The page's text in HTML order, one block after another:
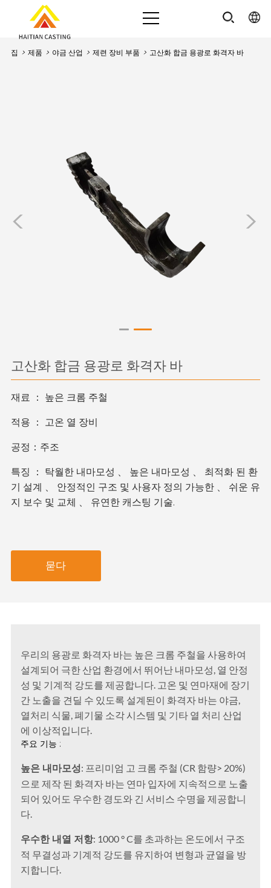
집 > 제품 > 야금 산업 > 제련 장비 부품 > 고산화 합금 용광로 화격자 바
>
<
고산화 합금 용광로 화격자 바
재료 ： 높은 크롬 주철
적용 ： 고온 열 장비
공정：주조
특징 ： 탁월한 내마모성 、 높은 내마모성 、 최적화 된 환
기 설계 、 안정적인 구조 및 사용자 정의 가능한 、 쉬운 유
지 보수 및 교체 、 유연한 캐스팅 기술.
묻다
우리의 용광로 화격자 바는 높은 크롬 주철을 사용하여
설계되어 극한 산업 환경에서 뛰어난 내마모성, 열 안정
성 및 기계적 강도를 제공합니다. 고온 및 연마재에 장기
간 노출을 견딜 수 있도록 설계된이 화격자 바는 야금,
열처리 식물, 폐기물 소각 시스템 및 기타 열 처리 산업
에 이상적입니다.
주요 기능 :
높은 내마모성: 프리미엄 고 크롬 주철 (CR 함량> 20%)
으로 제작 된 화격자 바는 연마 입자에 지속적으로 노출
되어 있어도 우수한 경도와 긴 서비스 수명을 제공합니
다.
우수한 내열 저항: 1000 ° C를 초과하는 온도에서 구조
적 무결성과 기계적 강도를 유지하여 변형과 균열을 방
지합니다.